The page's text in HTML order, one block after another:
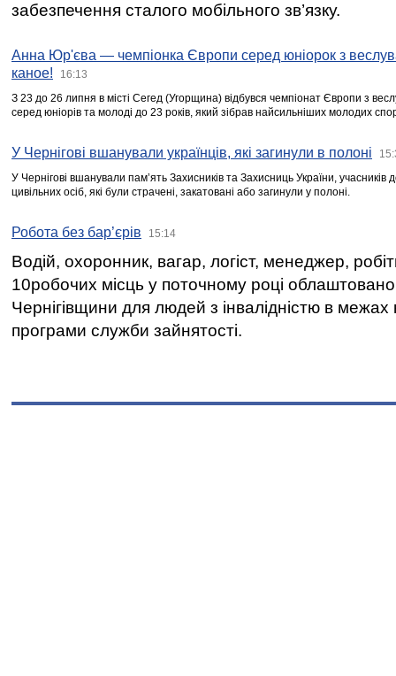
забезпечення сталого мобільного зв’язку.
Анна Юр'єва — чемпіонка Європи серед юніорок з
каное!
16:13
З 23 до 26 липня в місті Сегед (Угорщина) відбувся чемпіонат Європи з
серед юніорів та молоді до 23 років, який зібрав найсильніших молодих
У Чернігові вшанували українців, які загинули в полоні
У Чернігові вшанували пам’ять Захисників та Захисниць України,
цивільних осіб, які були страчені, закатовані або загинули у полоні.
Робота без бар’єрів 15:14
Водій, охоронник, вагар, логіст, менеджер,
10робочих місць у поточному році
Чернігівщини для людей з інвалідністю в межах
програми служби зайнятості.